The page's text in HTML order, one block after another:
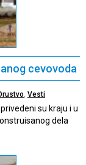
cevovoda
, Vesti
su kraju i u
dela